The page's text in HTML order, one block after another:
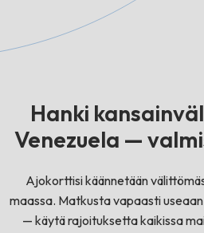
Hanki
Venezuela —
Ajokorttisi käännetään
maassa. Matkusta vapaasti
— käytä rajoituksetta kaikissa